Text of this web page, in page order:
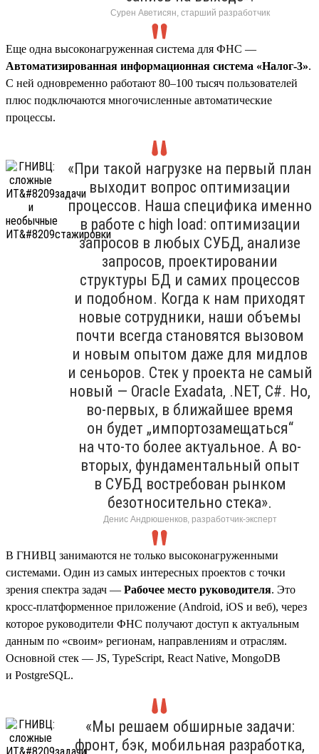
Сурен Аветисян, старший разработчик
Еще одна высоконагруженная система для ФНС —
Автоматизированная информационная система «Налог-3».
С ней одновременно работают 80–100 тысяч пользователей
плюс подключаются многочисленные автоматические
процессы.
«При такой нагрузке на первый план
выходит вопрос оптимизации
процессов. Наша специфика именно
в работе с high load: оптимизации
запросов в любых СУБД, анализе
запросов, проектировании
структуры БД и самих процессов
и подобном. Когда к нам приходят
новые сотрудники, наши объемы
почти всегда становятся вызовом
и новым опытом даже для мидлов
и сеньоров. Стек у проекта не самый
новый — Oracle Exadata, .NET, C#. Но,
во-первых, в ближайшее время
он будет „импортозамещаться“
на что-то более актуальное. А во-
вторых, фундаментальный опыт
в СУБД востребован рынком
безотносительно стека».
Денис Андрюшенков, разработчик-эксперт
В ГНИВЦ занимаются не только высоконагруженными
системами. Один из самых интересных проектов с точки
зрения спектра задач — Рабочее место руководителя. Это
кросс-платформенное приложение (Android, iOS и веб), через
которое руководители ФНС получают доступ к актуальным
данным по «своим» регионам, направлениям и отраслям.
Основной стек — JS, TypeScript, React Native, MongoDB
и PostgreSQL.
«Мы решаем обширные задачи:
фронт, бэк, мобильная разработка,